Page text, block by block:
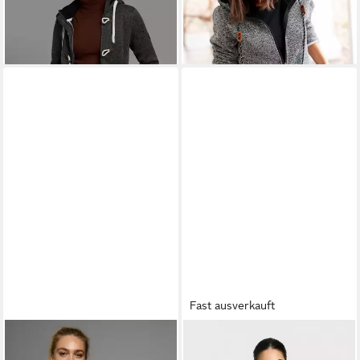
POLARINOStrickfleecejacke
Fast ausverkauft
Strickfleecejacke